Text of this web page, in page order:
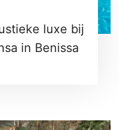
luxe bij
in Benissa